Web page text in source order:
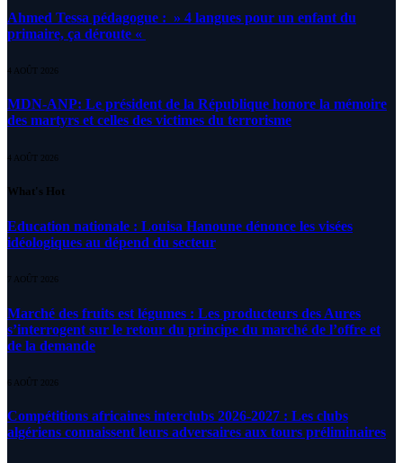
Ahmed Tessa pédagogue : » 4 langues pour un enfant du
primaire, ça déroute «
4 AOÛT 2026
MDN-ANP: Le président de la République honore la mémoire
des martyrs et celles des victimes du terrorisme
4 AOÛT 2026
What's Hot
Education nationale : Louisa Hanoune dénonce les visées
idéologiques au dépend du secteur
7 AOÛT 2026
Marché des fruits est légumes : Les producteurs des Aures
s’interrogent sur le retour du principe du marché de l’offre et
de la demande
6 AOÛT 2026
Compétitions africaines interclubs 2026-2027 : Les clubs
algériens connaissent leurs adversaires aux tours préliminaires